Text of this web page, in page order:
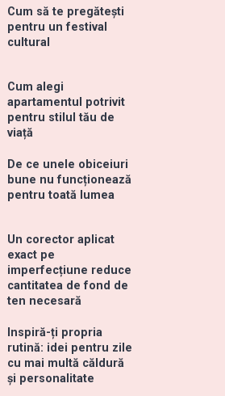
Cum să te pregătești
pentru un festival
cultural
Cum alegi
apartamentul potrivit
pentru stilul tău de
viață
De ce unele obiceiuri
bune nu funcționează
pentru toată lumea
Un corector aplicat
exact pe
imperfecțiune reduce
cantitatea de fond de
ten necesară
Inspiră-ți propria
rutină: idei pentru zile
cu mai multă căldură
și personalitate